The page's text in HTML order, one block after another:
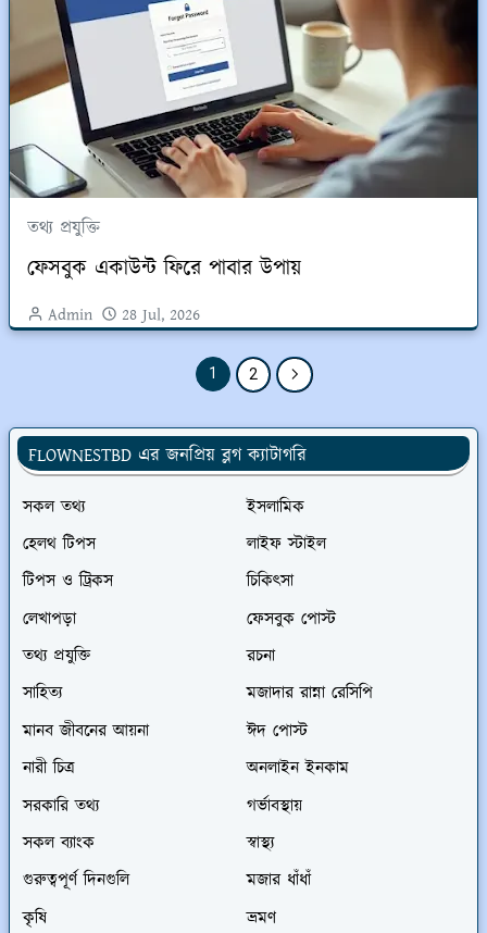
তথ্য প্রযুক্তি
ফেসবুক একাউন্ট ফিরে পাবার উপায়
Admin 28 Jul, 2026
1 2
FLOWNESTBD এর জনপ্রিয় ব্লগ ক্যাটাগরি
সকল তথ্য
ইসলামিক
হেলথ টিপস
লাইফ স্টাইল
টিপস ও ট্রিকস
চিকিৎসা
লেখাপড়া
ফেসবুক পোস্ট
তথ্য প্রযুক্তি
রচনা
সাহিত্য
মজাদার রান্না রেসিপি
মানব জীবনের আয়না
ঈদ পোস্ট
নারী চিত্র
অনলাইন ইনকাম
সরকারি তথ্য
গর্ভাবস্থায়
সকল ব্যাংক
স্বাস্থ্য
গুরুত্বপূর্ণ দিনগুলি
মজার ধাঁধাঁ
কৃষি
ভ্রমণ